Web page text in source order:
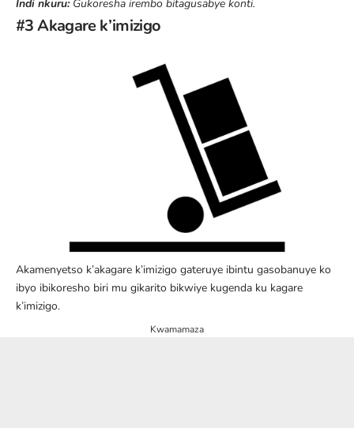
Indi nkuru: Gukoresha irembo bitagusabye konti.
#3 Akagare k’imizigo
Akamenyetso k’akagare k’imizigo gateruye ibintu gasobanuye ko
ibyo ibikoresho biri mu gikarito bikwiye kugenda ku kagare
k’imizigo.
Kwamamaza